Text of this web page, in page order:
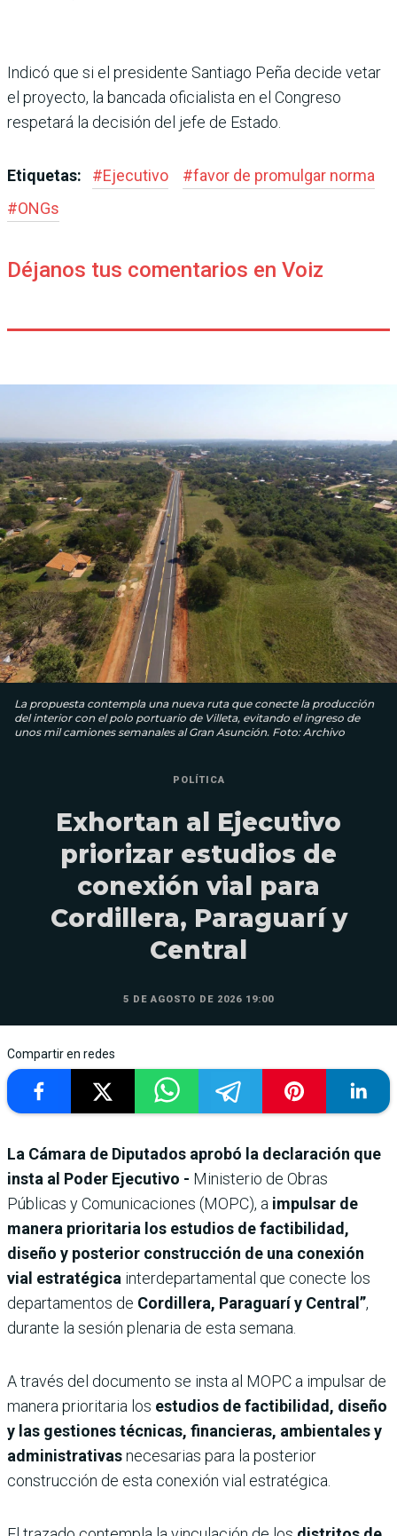
Indicó que si el presidente Santiago Peña decide vetar
el proyecto, la bancada oficia­lista en el Congreso
respetará la decisión del jefe de Estado.
Etiquetas: #Ejecutivo #favor de promulgar norma
#ONGs
Déjanos tus comentarios en Voiz
La propuesta contempla una nueva ruta que conecte la producción
del interior con el polo portuario de Villeta, evitando el ingreso de
unos mil camiones semanales al Gran Asunción. Foto: Archivo
POLÍTICA
Exhortan al Ejecutivo
priorizar estudios de
conexión vial para
Cordillera, Paraguarí y
Central
5 DE AGOSTO DE 2026 19:00
Compartir en redes
La Cámara de Diputados aprobó la declaración que
insta al Poder Ejecutivo - Ministerio de Obras
Públicas y Comunicaciones (MOPC), a impulsar de
manera prioritaria los estudios de factibilidad,
diseño y posterior construcción de una conexión
vial estratégica interdepartamental que conecte los
departamentos de Cordillera, Paraguarí y Central”,
durante la sesión plenaria de esta semana.
A través del documento se insta al MOPC a impulsar de
manera prioritaria los estudios de factibilidad, diseño
y las gestiones técnicas, financieras, ambientales y
administrativasnecesarias para la posterior
construcción de esta conexión vial estratégica.